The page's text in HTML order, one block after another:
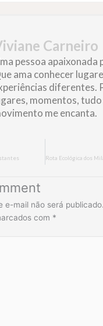
Carneiro
pessoa apaixonada
ama conhecer
diferentes.
momentos, tudo
me encanta.
e-mail não será publicado.
com *